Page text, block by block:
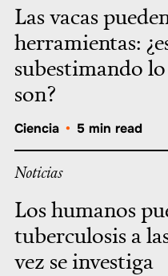
Las vacas
herramientas:
subestimando
son?
Ciencia • 5 min read
Noticias
Los humanos
tuberculosis a
vez se investiga